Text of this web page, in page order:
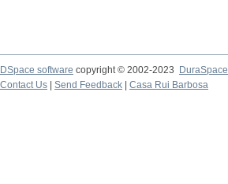
DSpace software copyright © 2002-2023
DuraSpace
Contact Us
Send Feedback Casa Rui Barbosa